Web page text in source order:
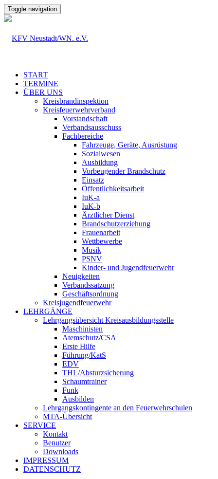
Toggle navigation
START
TERMINE
ÜBER UNS
Kreisbrandinspektion
Kreisfeuerwehrverband
Vorstandschaft
Verbandsausschuss
Fachbereiche
Fahrzeuge, Geräte, Ausrüstung
Sozialwesen
Ausbildung
Vorbeugender Brandschutz
Einsatz
Öffentlichkeitsarbeit
IuK-a
IuK-b
Ärztlicher Dienst
Brandschutzerziehung
Frauenarbeit
Wettbewerbe
Musik
PSNV
Kinder- und Jugendfeuerwehr
Neuigkeiten
Verbandssatzung
Geschäftsordnung
Kreisjugendfeuerwehr
LEHRGÄNGE
Lehrgangsübersicht Kreisausbildungsstelle
Maschinisten
Atemschutz/CSA
Erste Hilfe
Führung/KatS
EDV
THL/Absturzsicherung
Schaumtrainer
Funk
Ausbilden
Lehrgangskontingente an den Feuerwehrschulen
MTA-Übersicht
SERVICE
Kontakt
Benutzer
Downloads
IMPRESSUM
DATENSCHUTZ